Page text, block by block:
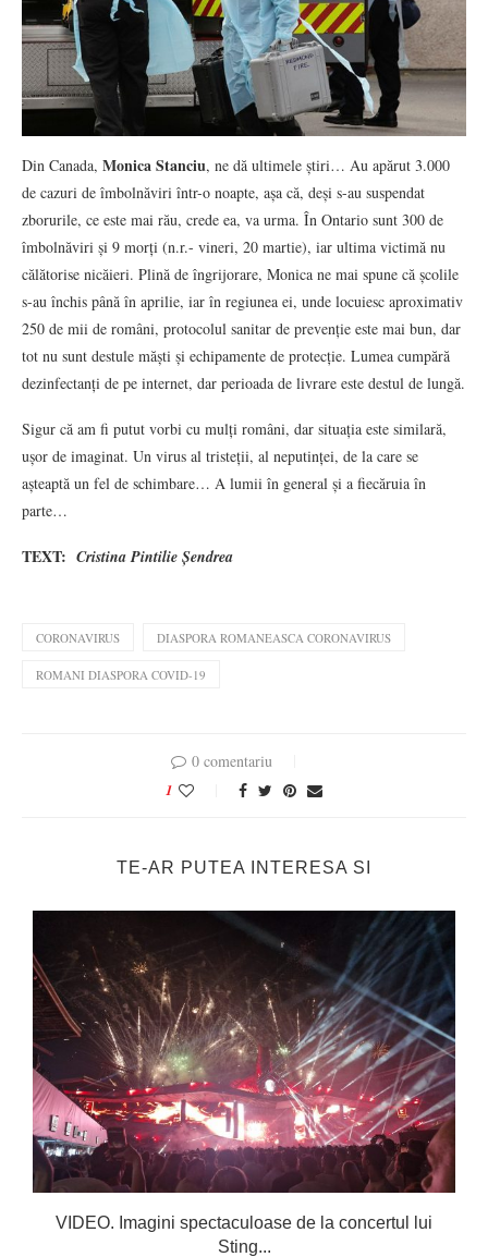
Din Canada, Monica Stanciu, ne dă ultimele știri… Au apărut 3.000
de cazuri de îmbolnăviri într-o noapte, așa că, deși s-au suspendat
zborurile, ce este mai rău, crede ea, va urma. În Ontario sunt 300 de
îmbolnăviri și 9 morți (n.r.- vineri, 20 martie), iar ultima victimă nu
călătorise nicăieri. Plină de îngrijorare, Monica ne mai spune că școlile
s-au închis până în aprilie, iar în regiunea ei, unde locuiesc aproximativ
250 de mii de români, protocolul sanitar de prevenție este mai bun, dar
tot nu sunt destule măști și echipamente de protecție. Lumea cumpără
dezinfectanți de pe internet, dar perioada de livrare este destul de lungă.
Sigur că am fi putut vorbi cu mulți români, dar situația este similară,
ușor de imaginat. Un virus al tristeții, al neputinței, de la care se
așteaptă un fel de schimbare… A lumii în general și a fiecăruia în
parte…
TEXT: Cristina Pintilie Șendrea
CORONAVIRUS DIASPORA ROMANEASCA CORONAVIRUS
ROMANI DIASPORA COVID-19
0 comentariu
1
TE-AR PUTEA INTERESA SI
VIDEO. Imagini spectaculoase de la concertul lui
Sting...